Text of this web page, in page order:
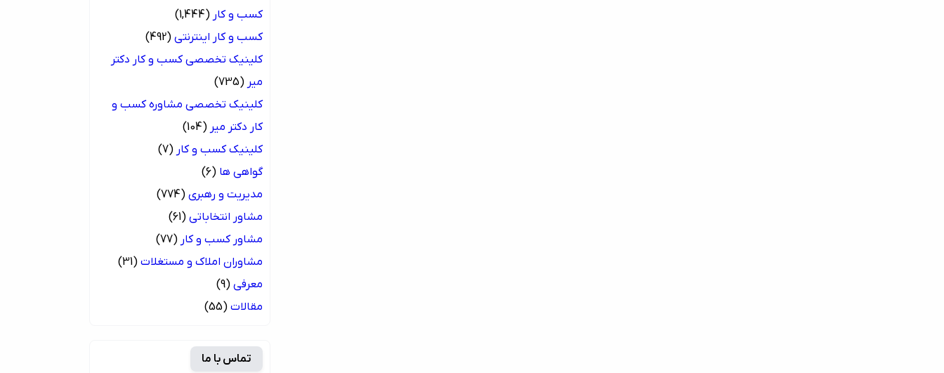
کسب و کار (1,444)
کسب و کار اینترنتی (492)
کلینیک تخصصی کسب و کار دکتر
میر (735)
کلینیک تخصصی مشاوره کسب و
کار دکتر میر (104)
کلینیک کسب و کار (7)
گواهی ها (6)
مدیریت و رهبری (774)
مشاور انتخاباتی (61)
مشاور کسب و کار (77)
مشاوران املاک و مستغلات (31)
معرفی (9)
مقالات (55)
تماس با ما